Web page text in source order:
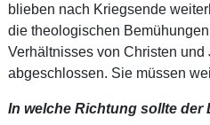
blieben nach Kriegsende
die theologischen
Verhältnisses von Christen und
abgeschlossen. Sie müssen
In welche Richtung sollte der